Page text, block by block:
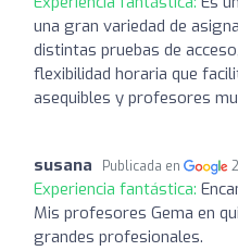
una gran variedad de
distintas pruebas de
flexibilidad horaria que
asequibles y profesores
susana Publicada en
Experiencia fantástica:
Mis profesores Gema en
grandes profesionales.